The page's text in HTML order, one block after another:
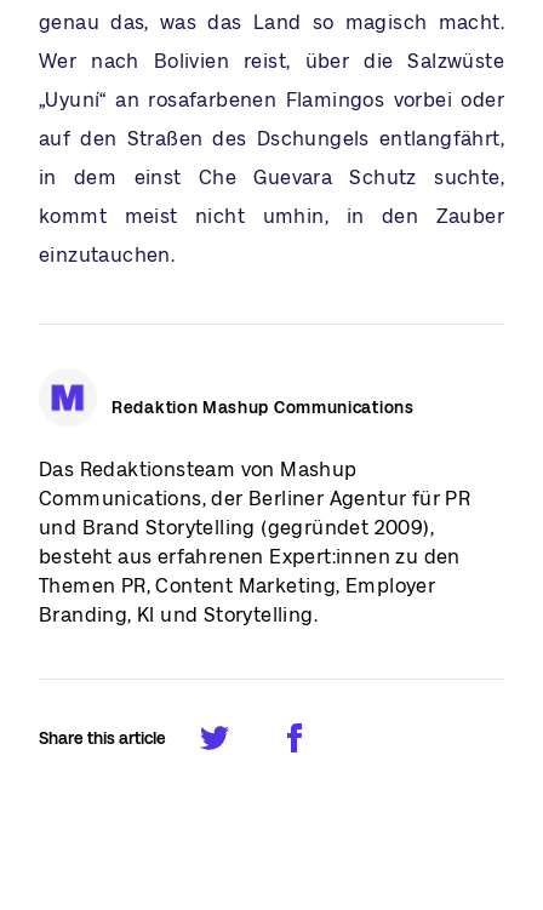
genau das, was das Land so magisch macht.
Wer nach Bolivien reist, über die Salzwüste
„Uyuní“ an rosafarbenen Flamingos vorbei oder
auf den Straßen des Dschungels entlangfährt,
in dem einst Che Guevara Schutz suchte,
kommt meist nicht umhin, in den Zauber
einzutauchen.
Redaktion Mashup Communications
Das Redaktionsteam von Mashup
Communications, der Berliner Agentur für PR
und Brand Storytelling (gegründet 2009),
besteht aus erfahrenen Expert:innen zu den
Themen PR, Content Marketing, Employer
Branding, KI und Storytelling.
Share this article